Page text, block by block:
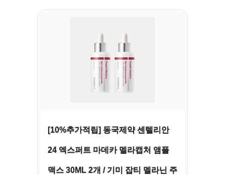
[10%추가적립] 동국제약 센텔리안
24 엑스퍼트 마데카 멜라캡처 앰플
맥스 30ML 2개 / 기미 잡티 멜라닌 주